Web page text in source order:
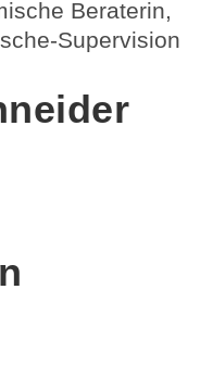
Beraterin,
Supervision